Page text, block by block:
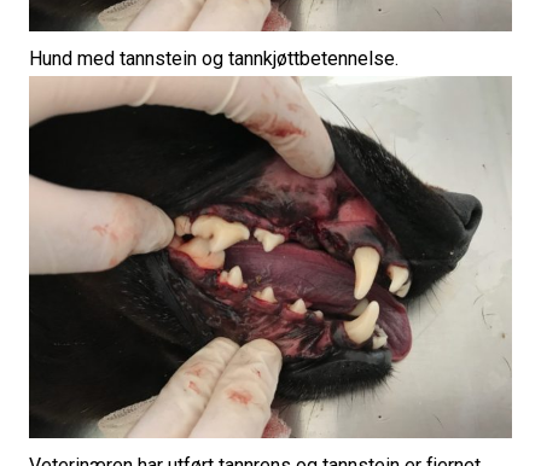
Hund med tannstein og tannkjøttbetennelse.